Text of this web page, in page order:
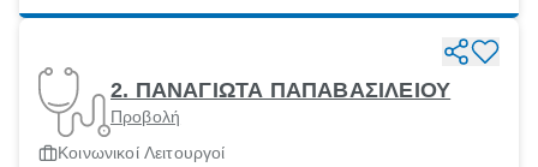
2. ΠΑΝΑΓΙΩΤΑ ΠΑΠΑΒΑΣΙΛΕΙΟΥ
Προβολή
Κοινωνικοί Λειτουργοί